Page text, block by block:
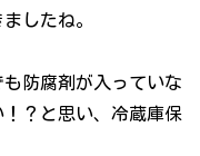
したね。
防腐剤が入っていな
！？と思い、冷蔵庫保